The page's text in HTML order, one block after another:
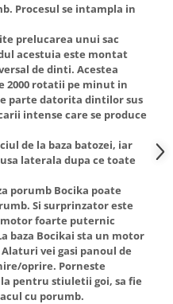
Procesul se intampla in
prelucarea unui sac
acestuia este montat
de dinti. Acestea
2000 rotatii pe minut in
parte datorita dintilor sus
intense care se produce
de la baza batozei, iar
laterala dupa ce toate
porumb Bocika poate
Si surprinzator este
foarte puternic
baza Bocikai sta un motor
Alaturi vei gasi panoul de
oprire. Porneste
pentru stiuletii goi, sa fie
cu porumb.